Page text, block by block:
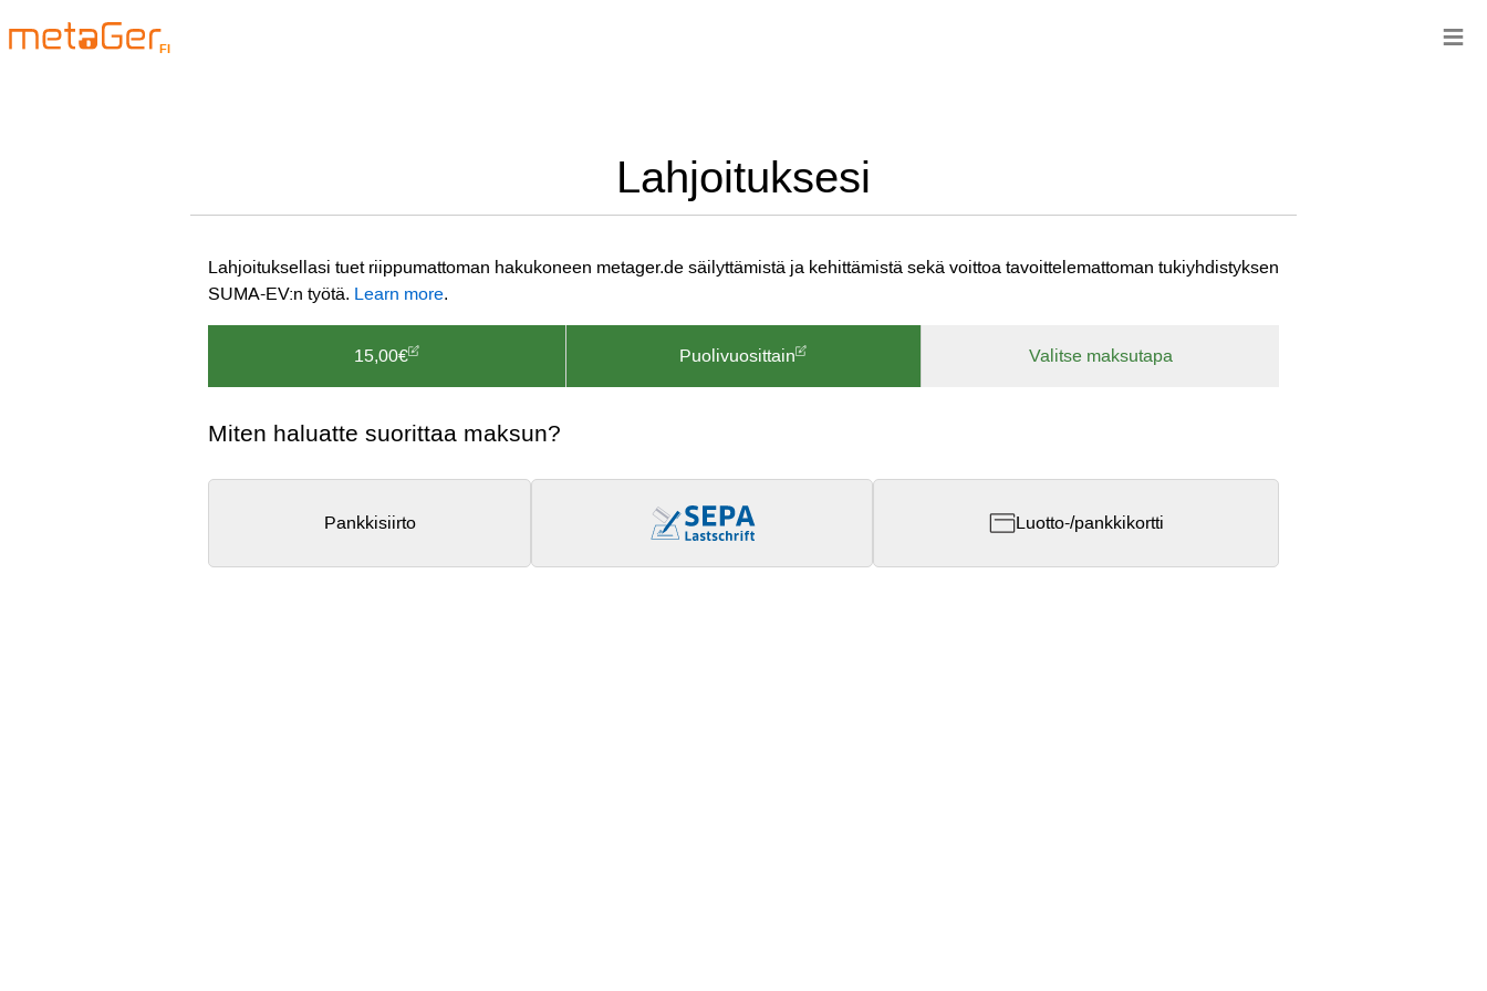
FI
Lahjoituksesi
Lahjoituksellasi tuet riippumattoman hakukoneen metager.de säilyttämistä ja kehittämistä sekä voittoa tavoittelemattoman tukiyhdistyksen
SUMA-EV:n työtä. Learn more.
15,00€ Puolivuosittain Valitse maksutapa
Miten haluatte suorittaa maksun?
Pankkisiirto Luotto-/pankkikortti
≡